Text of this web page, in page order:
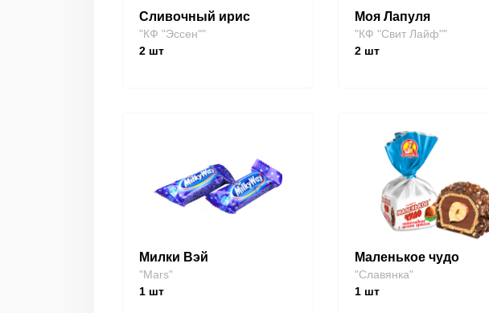
Сливочный ирис
"КФ "Эссен""
2 шт
Моя Лапуля
"КФ "Свит Лайф""
2шт
Милки Вэй
"Mars"
1 шт
Маленькое чудо
"Славянка"
1шт